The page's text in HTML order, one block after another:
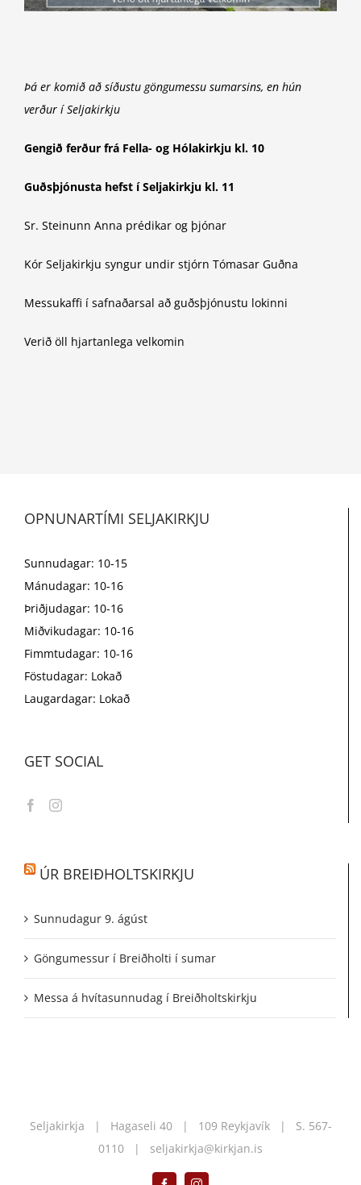
Þá er komið að síðustu göngumessu sumarsins, en hún
verður í Seljakirkju
Gengið ferður frá Fella- og Hólakirkju kl. 10
Guðsþjónusta hefst íSeljakirkju kl. 11
Sr. Steinunn Anna prédikar og þjónar
Kór Seljakirkju syngur undir stjórn Tómasar Guðna
Messukaffi í safnaðarsal að guðsþjónustu lokinni
Verið öll hjartanlega velkomin
OPNUNARTÍMI SELJAKIRKJU
Sunnudagar: 10-15
Mánudagar: 10-16
Þriðjudagar: 10-16
Miðvikudagar: 10-16
Fimmtudagar: 10-16
Föstudagar: Lokað
Laugardagar: Lokað
GET SOCIAL
ÚR BREIÐHOLTSKIRKJU
Sunnudagur 9. ágúst
Göngumessur í Breiðholti í sumar
Messa á hvítasunnudag í Breiðholtskirkju
Seljakirkja | Hagaseli 40 | 109 Reykjavík | S. 567-
0110 | seljakirkja@kirkjan.is